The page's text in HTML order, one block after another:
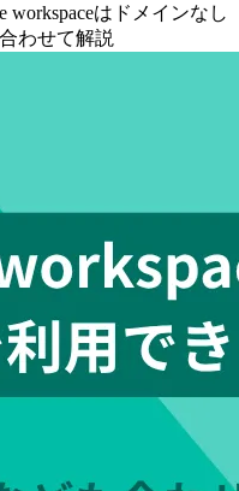
workspaceはドメインなし
わせて解説